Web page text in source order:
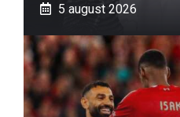
5 august 2026